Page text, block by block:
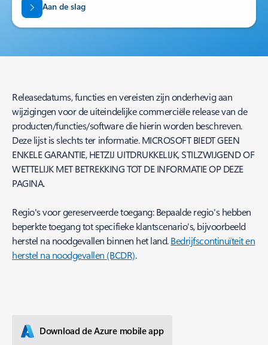
Aan de slag
Releasedatums, functies en vereisten zijn onderhevig aan
wijzigingen voor de uiteindelijke commerciële release van de
producten/functies/software die hierin worden beschreven.
Deze lijst is slechts ter informatie. MICROSOFT BIEDT GEEN
ENKELE GARANTIE, HETZIJ UITDRUKKELIJK, STILZWIJGEND OF
WETTELIJK MET BETREKKING TOT DE INFORMATIE OP DEZE
PAGINA.
Regio's voor gereserveerde toegang: Bepaalde regio's hebben
beperkte toegang tot specifieke klantscenario's, bijvoorbeeld
herstel na noodgevallen binnen het land.Bedrijfscontinuïteit en
herstel na noodgevallen (BCDR).
Download de Azure mobile app